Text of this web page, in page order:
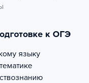
к ОГЭ
языку